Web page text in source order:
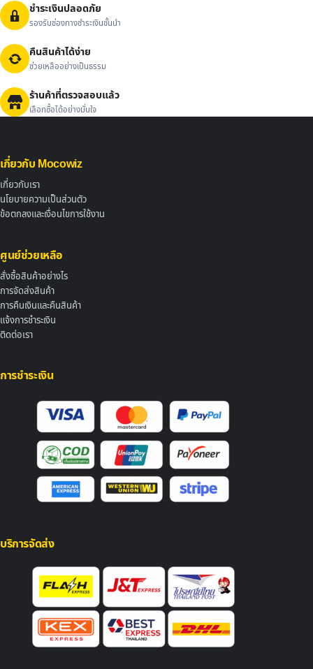
ชำระเงินปลอดภัย
รองรับช่องทางชำระเงินชั้นนำ
คืนสินค้าได้ง่าย
ช่วยเหลืออย่างเป็นธรรม
ร้านค้าที่ตรวจสอบแล้ว
เลือกซื้อได้อย่างมั่นใจ
เกี่ยวกับ Mocowiz
เกี่ยวกับเรา
นโยบายความเป็นส่วนตัว
ข้อตกลงและเงื่อนไขการใช้งาน
ศูนย์ช่วยเหลือ
สั่งซื้อสินค้าอย่างไร
การจัดส่งสินค้า
การคืนเงินและคืนสินค้า
แจ้งการชำระเงิน
ติดต่อเรา
การชำระเงิน
บริการจัดส่ง